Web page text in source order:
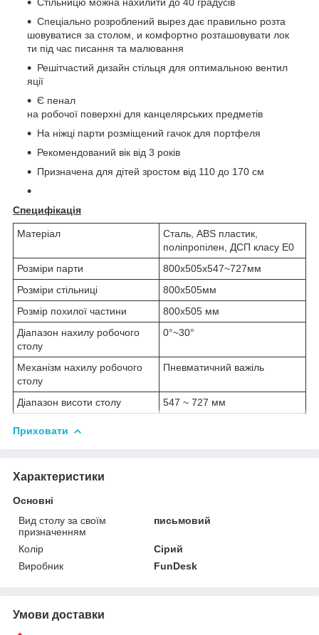
Спеціально розроблений вырез дає правильно розта
шовуватися за столом, и комфортно розташовувати лок
ти під час писання та малювання
Решітчастий дизайн стільця для оптимальною вентил
яції
Є пенал
на робочої поверхні для канцелярських предметів
На ніжці парти розміщений гачок для портфеля
Рекомендований вік від 3 років
Призначена для дітей зростом від 110 до 170 см
Специфікація
Матеріал
Сталь, ABS пластик,
поліпропілен, ДСП класу E0
Розміри парти
800x505x547~727мм
Розміри стільниці
800х505мм
Розмір похилої частини
800x505 мм
Діапазон нахилу робочого
столу
0°~30°
Механізм нахилу робочого
столу
Пневматичний важіль
Діапазон висоти столу 547 ~ 727 мм
Приховати
Характеристики
Основні
Вид столу за своїм
призначенням
письмовий
Колір
Сірий
Виробник
FunDesk
Умови доставки